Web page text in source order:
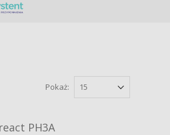
Pokaż:
PH3A